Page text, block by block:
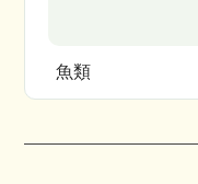
魚類